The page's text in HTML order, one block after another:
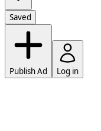
Saved
Publish Ad Log in